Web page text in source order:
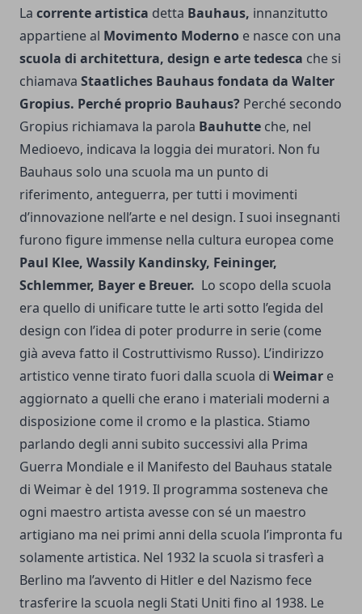
La corrente artistica detta Bauhaus, innanzitutto
appartiene al Movimento Moderno e nasce con una
scuola di architettura, design e arte tedesca che si
chiamava Staatliches Bauhaus fondata da Walter
Gropius. Perché proprio Bauhaus? Perché secondo
Gropius richiamava la parola Bauhutte che, nel
Medioevo, indicava la loggia dei muratori. Non fu
Bauhaus solo una scuola ma un punto di
riferimento, anteguerra, per tutti i movimenti
d’innovazione nell’arte e nel design. I suoi insegnanti
furono figure immense nella cultura europea come
Paul Klee, Wassily Kandinsky, Feininger,
Schlemmer, Bayer e Breuer. Lo scopo della scuola
era quello di unificare tutte le arti sotto l’egida del
design con l’idea di poter produrre in serie (come
già aveva fatto il Costruttivismo Russo). L’indirizzo
artistico venne tirato fuori dalla scuola di Weimar e
aggiornato a quelli che erano i materiali moderni a
disposizione come il cromo e la plastica. Stiamo
parlando degli anni subito successivi alla Prima
Guerra Mondiale e il Manifesto del Bauhaus statale
di Weimar è del 1919. Il programma sosteneva che
ogni maestro artista avesse con sé un maestro
artigiano ma nei primi anni della scuola l’impronta fu
solamente artistica. Nel 1932 la scuola si trasferì a
Berlino ma l’avvento di Hitler e del Nazismo fece
trasferire la scuola negli Stati Uniti fino al 1938. Le